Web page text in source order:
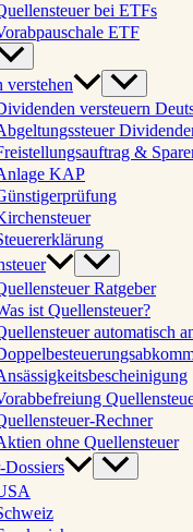
bei ETFs
ETF
verstehen
versteuern
&
KAP
Ratgeber
ist Quellensteuer?
automatisch
Rechner
ohne Quellensteuer
Dossiers